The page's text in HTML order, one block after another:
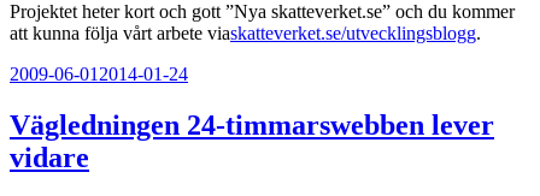
Projektet heter kort och gott ”Nya skatteverket.se” och du kommer
att kunna följa vårt arbete viaskatteverket.se/utvecklingsblogg.
Publicerat
2009-06-01 2014-01-24
Vägledningen 24-timmarswebben lever
vidare